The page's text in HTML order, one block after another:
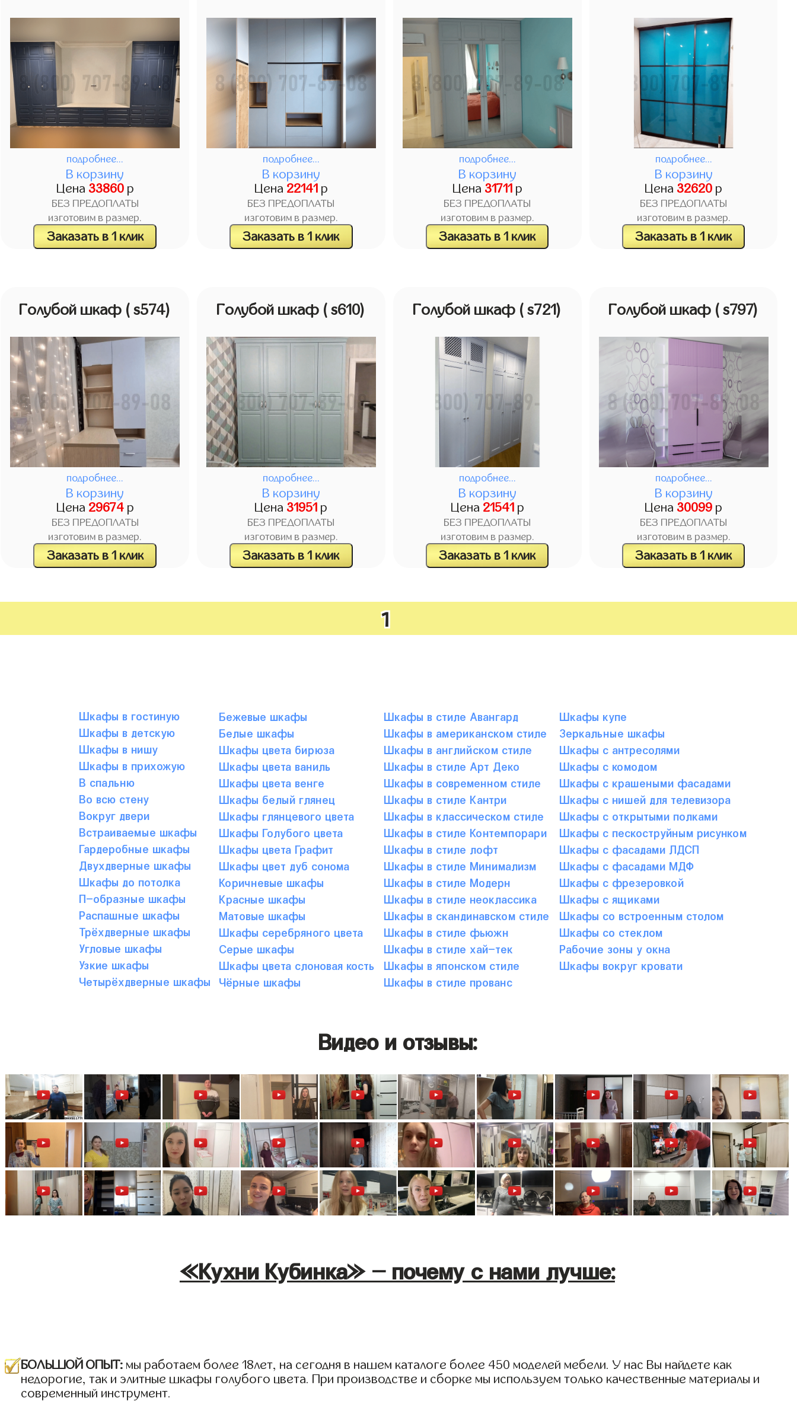
подробнее...
В корзину
Цена 33860р
БЕЗ ПРЕДОПЛАТЫ
изготовим в размер.
Заказать в 1 клик
подробнее...
В корзину
Цена 22141 р
БЕЗ ПРЕДОПЛАТЫ
изготовим в размер.
Заказать в 1 клик
подробнее...
В корзину
Цена 31711 р
БЕЗ ПРЕДОПЛАТЫ
изготовим в размер.
Заказать в 1 клик
подробнее...
В корзину
Цена 32620 р
БЕЗ ПРЕДОПЛАТЫ
изготовим в размер.
Заказать в 1 клик
Голубой шкаф ( s574)
подробнее...
В корзину
Цена 29674р
БЕЗ ПРЕДОПЛАТЫ
изготовим в размер.
Заказать в 1 клик
Голубой шкаф ( s610)
подробнее...
В корзину
Цена 31951 р
БЕЗ ПРЕДОПЛАТЫ
изготовим в размер.
Заказать в 1 клик
Голубой шкаф ( s721)
подробнее...
В корзину
Цена 21541 р
БЕЗ ПРЕДОПЛАТЫ
изготовим в размер.
Заказать в 1 клик
Голубой шкаф ( s797)
подробнее...
В корзину
Цена 30099 р
БЕЗ ПРЕДОПЛАТЫ
изготовим в размер.
Заказать в 1 клик
1
Шкафы в гостиную Бежевые шкафы Шкафы в стиле Авангард
Шкафы купе
Шкафы в детскую
Белые шкафы Шкафы в американском стиле
Зеркальные шкафы
Шкафы в нишу
Шкафы цвета бирюза Шкафы в английском стиле
Шкафы с антресолями
Шкафы в прихожую
Шкафы цвета ваниль Шкафы в стиле Арт Деко
Шкафы с комодом
В спальню
Шкафы цвета венге Шкафы в современном стиле
Шкафы с крашеными фасадами
Во всю стену
Шкафы белый глянец Шкафы в стиле Кантри
Шкафы с нишей для телевизора
Вокруг двери
Шкафы глянцевого цвета Шкафы в классическом стиле
Шкафы с открытыми полками
Встраиваемые шкафы
Шкафы Голубого цвета Шкафы в стиле Контемпорари
Шкафы с пескоструйным рисунком
Гардеробные шкафы
Шкафы цвета Графит Шкафы в стиле лофт
Шкафы с фасадами ЛДСП
Двухдверные шкафы
Шкафы цвет дуб сонома Шкафы в стиле Минимализм
Шкафы с фасадами МДФ
Шкафы до потолка
Коричневые шкафы Шкафы в стиле Модерн
Шкафы с фрезеровкой
П-образные шкафы
Красные шкафы Шкафы в стиле неоклассика
Шкафы с ящиками
Распашные шкафы
Матовые шкафы Шкафы в скандинавском стиле
Шкафы со встроенным столом
Трёхдверные шкафы
Шкафы серебряного цвета Шкафы в стиле фьюжн
Шкафы со стеклом
Угловые шкафы
Серые шкафы Шкафы в стиле хай-тек
Рабочие зоны у окна
Узкие шкафы
Шкафы цвета слоновая кость Шкафы в японском стиле
Шкафы вокруг кровати
Четырёхдверные шкафы
Чёрные шкафы Шкафы в стиле прованс
Видео и отзывы:
«Кухни Кубинка» - почему с нами лучше:
БОЛЬШОЙ ОПЫТ: мы работаем более 18лет, на сегодня в нашем каталоге более 450 моделей мебели. У нас Вы найдете как
недорогие, так и элитные шкафы голубого цвета. При производстве и сборке мы используем только качественные материалы и
современный инструмент.